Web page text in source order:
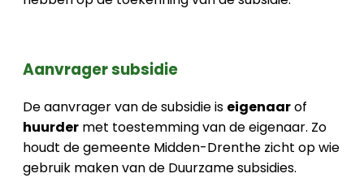
Aanvrager subsidie
De aanvrager van de subsidie is eigenaarof
huurder met toestemming van de eigenaar. Zo
houdt de gemeente Midden-Drenthe zicht op wie
gebruik maken van de Duurzame subsidies.